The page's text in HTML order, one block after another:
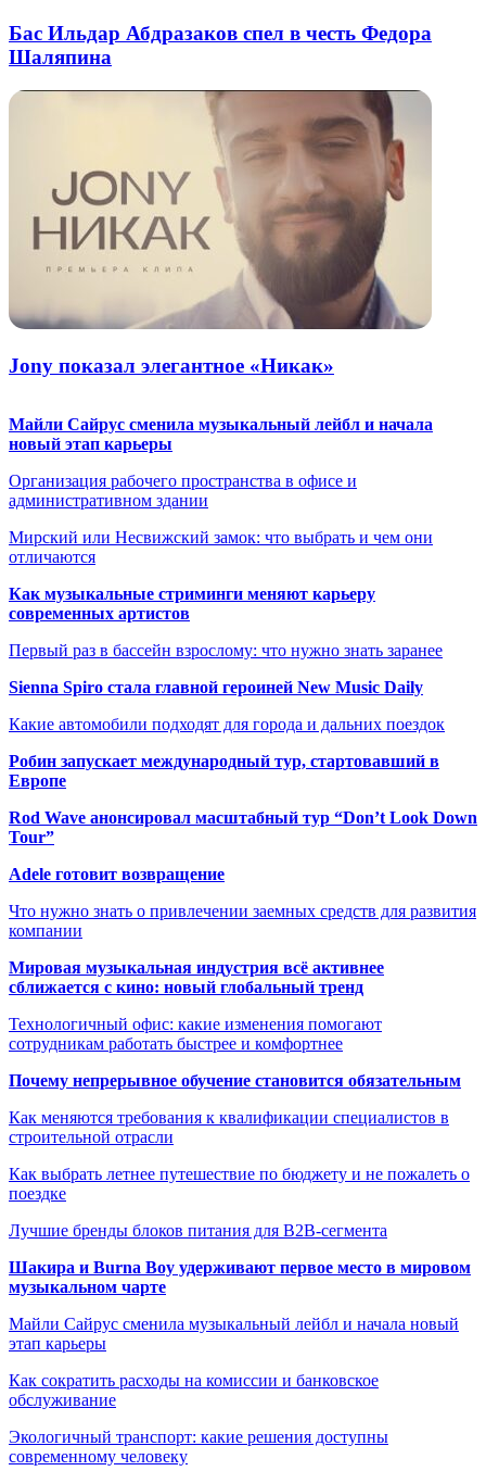
Бас Ильдар Абдразаков спел в честь Федора
Шаляпина
Jony показал элегантное «Никак»
Майли Сайрус сменила музыкальный лейбл и начала
новый этап карьеры
Организация рабочего пространства в офисе и
административном здании
Мирский или Несвижский замок: что выбрать и чем они
отличаются
Как музыкальные стриминги меняют карьеру
современных артистов
Первый раз в бассейн взрослому: что нужно знать заранее
Sienna Spiro стала главной героиней New Music Daily
Какие автомобили подходят для города и дальних поездок
Робин запускает международный тур, стартовавший в
Европе
Rod Wave анонсировал масштабный тур “Don’t Look Down
Tour”
Adele готовит возвращение
Что нужно знать о привлечении заемных средств для развития
компании
Мировая музыкальная индустрия всё активнее
сближается с кино: новый глобальный тренд
Технологичный офис: какие изменения помогают
сотрудникам работать быстрее и комфортнее
Почему непрерывное обучение становится обязательным
Как меняются требования к квалификации специалистов в
строительной отрасли
Как выбрать летнее путешествие по бюджету и не пожалеть о
поездке
Лучшие бренды блоков питания для B2B-сегмента
Шакира и Burna Boy удерживают первое место в мировом
музыкальном чарте
Майли Сайрус сменила музыкальный лейбл и начала новый
этап карьеры
Как сократить расходы на комиссии и банковское
обслуживание
Экологичный транспорт: какие решения доступны
современному человеку